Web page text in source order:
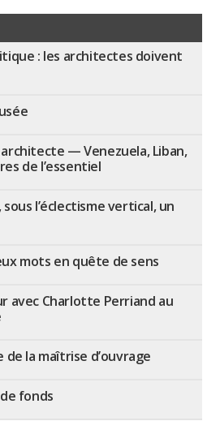
: les architectes doivent
architecte — Venezuela, Liban,
de l’essentiel
l’éclectisme vertical, un
mots en quête de sens
avec Charlotte Perriand au
de la maîtrise d’ouvrage
fonds